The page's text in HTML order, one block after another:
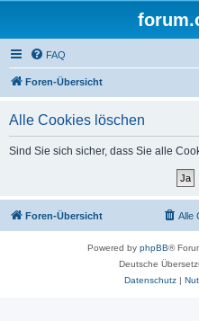
FAQ
Foren-Übersicht
Alle Cookies löschen
Sind Sie sich sicher, dass Sie alle
Foren-Übersicht Alle
Powered by phpBB®
Deutsche
Datenschutz|